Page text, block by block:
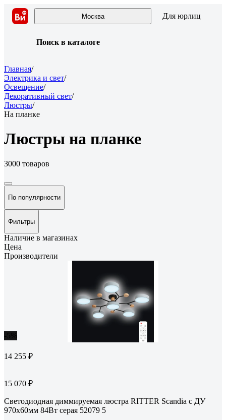
Москва Для юрлиц
Поиск в каталоге
Главная/
Электрика и свет/
Освещение/
Декоративный свет/
Люстры/
На планке
Люстры на планке
3000 товаров
По популярности
Фильтры
Наличие в магазинах
Цена
Производители
14 255 ₽
15 070 ₽
Светодиодная диммируемая люстра RITTER Scandia с ДУ
970х60мм 84Вт серая 52079 5